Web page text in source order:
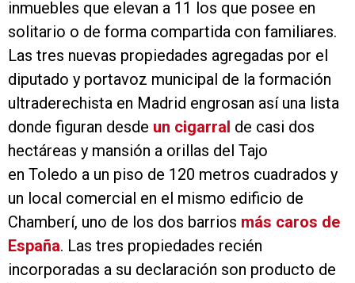
inmuebles que elevan a 11 los que posee en
solitario o de forma compartida con familiares.
Las tres nuevas propiedades agregadas por el
diputado y portavoz municipal de la formación
ultraderechista en Madrid engrosan así una lista
donde figuran desde un cigarral de casi dos
hectáreas y mansión a orillas del Tajo
en Toledo a un piso de 120 metros cuadrados y
un local comercial en el mismo edificio de
Chamberí, uno de los dos barrios más caros de
España. Las tres propiedades recién
incorporadas a su declaración son producto de